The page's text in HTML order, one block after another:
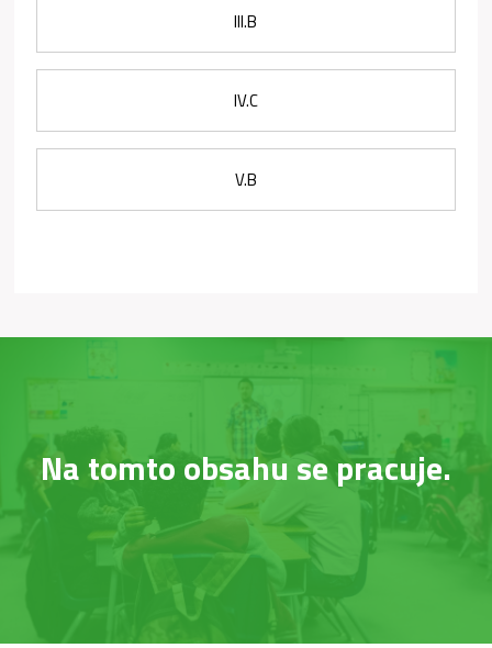
III.B
IV.C
V.B
Na tomto obsahu se pracuje.